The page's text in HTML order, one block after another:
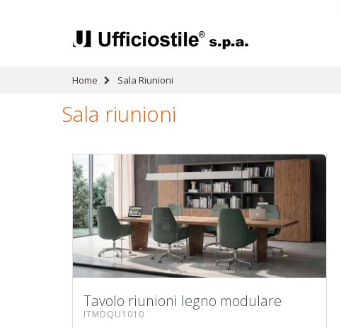
Home Sala Riunioni
Sala riunioni
Tavolo riunioni legno modulare
ITMDQU1010